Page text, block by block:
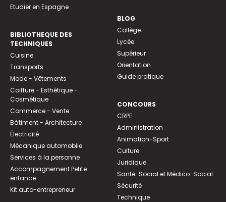
Etudier en Espagne
BIBLIOTHEQUE DES
TECHNIQUES
Cuisine
Transports
Mode - Vêtements
Coiffure - Esthétique -
Cosmétique
Commerce - Vente
Bâtiment - Architecture
Électricité
Mécanique automobile
Services à la personne
Accompagnement Petite
enfance
Kit auto-entrepreneur
BLOG
Collège
Lycée
Supérieur
Orientation
Guide pratique
CONCOURS
CRPE
Administration
Animation-Sport
Culture
Juridique
Santé-Social et Médico-Social
Sécurité
Technique